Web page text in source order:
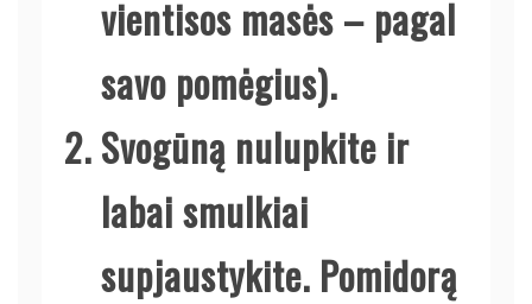
vientisos masės – pagal
savo pomėgius).
Svogūną nulupkite ir
labai smulkiai
supjaustykite. Pomidorą